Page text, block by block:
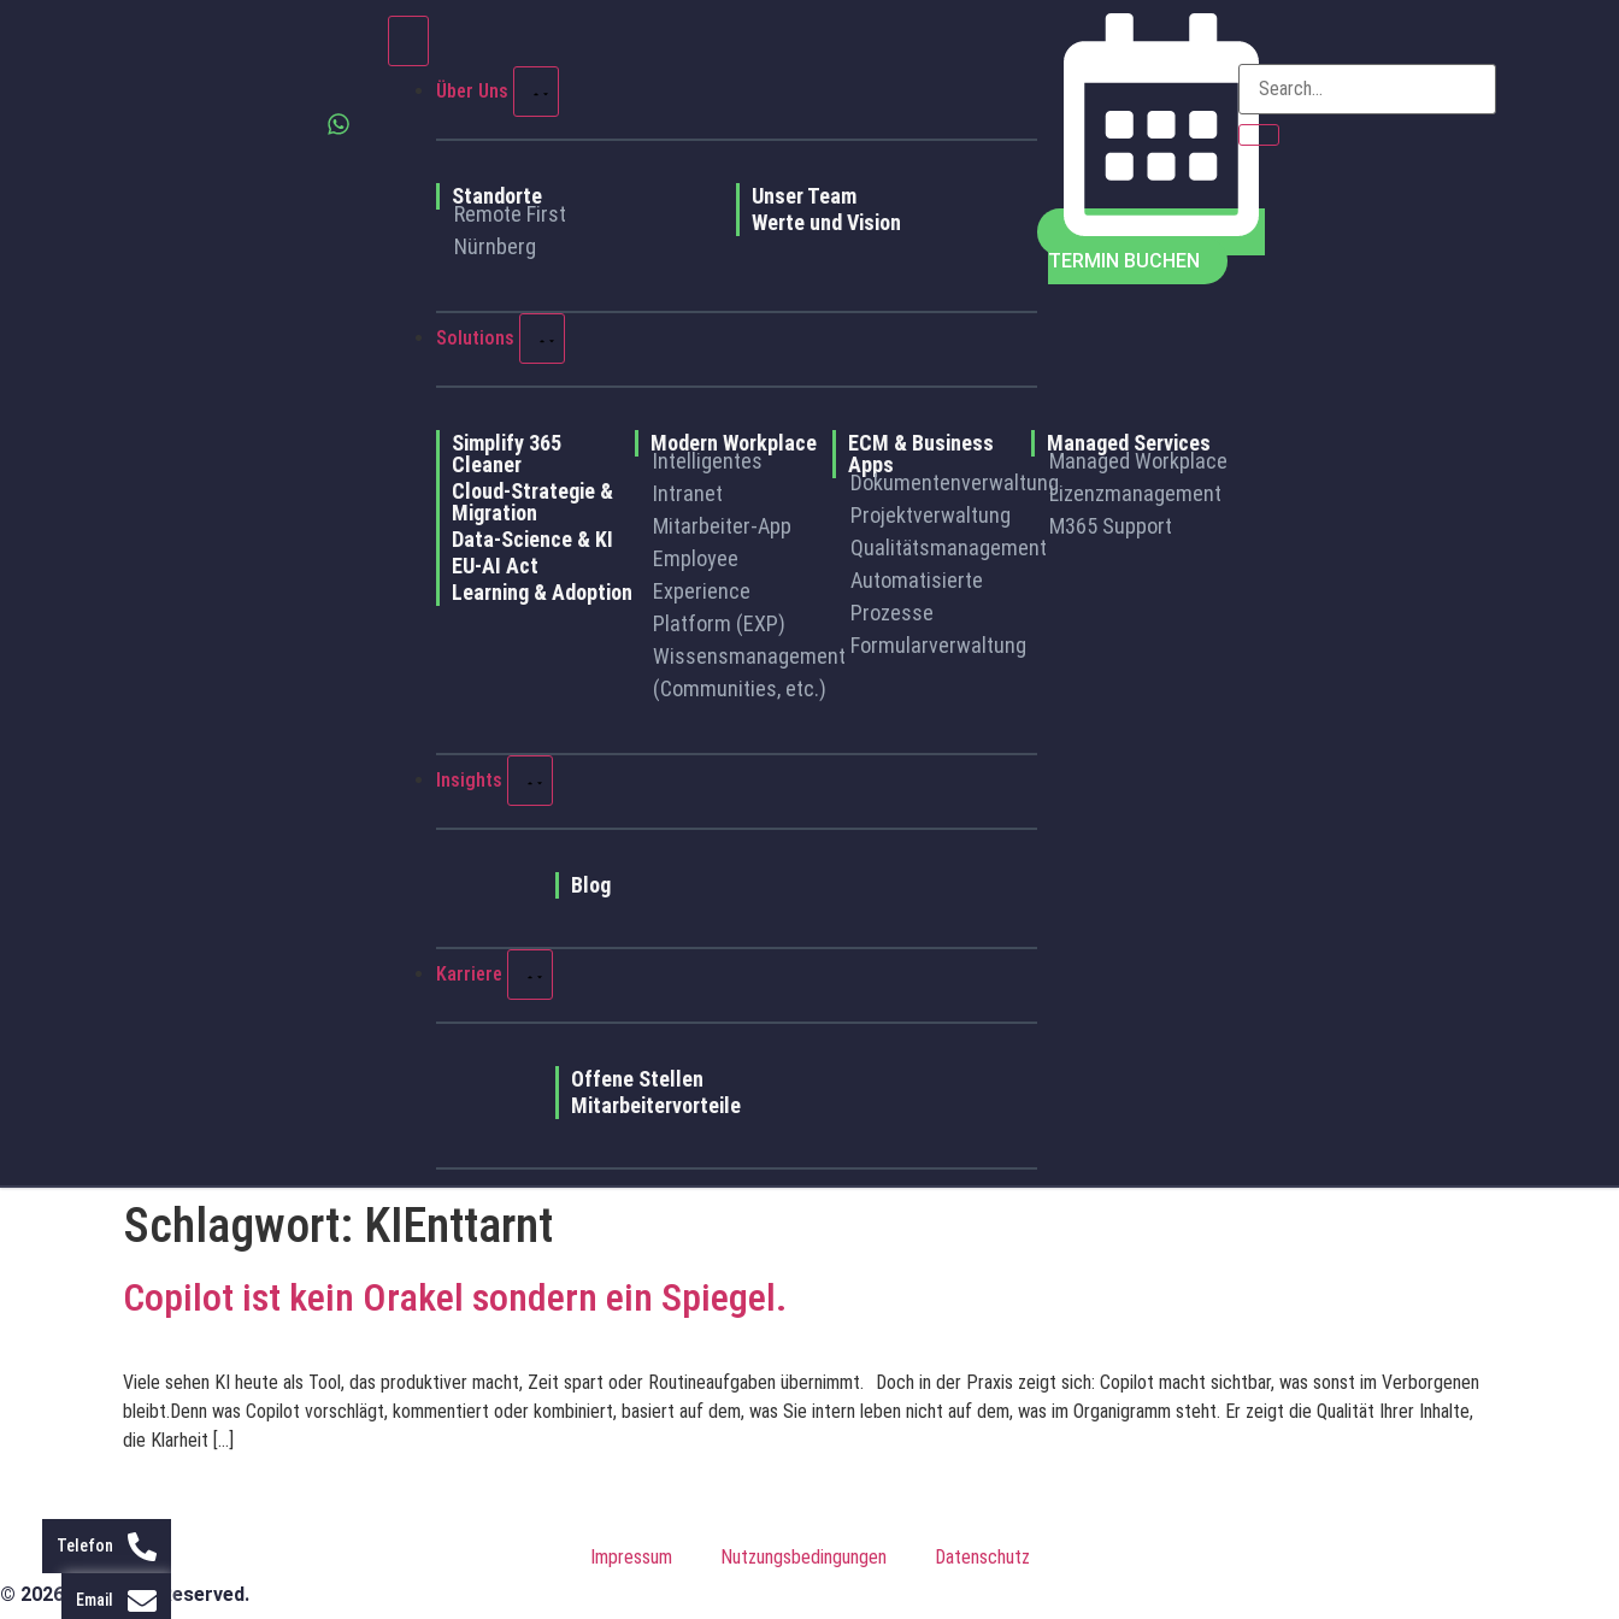
Über Uns
Standorte
Remote First
Nürnberg
Unser Team
Werte und Vision
Solutions
Simplify 365
Cleaner
Cloud-Strategie &
Migration
Data-Science & KI
EU-AI Act
Learning & Adoption
Modern Workplace
Intelligentes
Intranet
Mitarbeiter-App
Employee
Experience
Platform (EXP)
Wissensmanagement
(Communities, etc.)
ECM & Business
Apps
Dokumentenverwaltung
Projektverwaltung
Qualitätsmanagement
Automatisierte
Prozesse
Formularverwaltung
Managed Services
Managed Workplace
Lizenzmanagement
M365 Support
Insights
Blog
Karriere
Offene Stellen
Mitarbeitervorteile
TERMIN BUCHEN
Schlagwort: KIEnttarnt
Copilot ist kein Orakel sondern ein Spiegel.
Viele sehen KI heute als Tool, das produktiver macht, Zeit spart oder Routineaufgaben übernimmt. Doch in der Praxis zeigt sich: Copilot macht sichtbar, was sonst im Verborgenen
bleibt.Denn was Copilot vorschlägt, kommentiert oder kombiniert, basiert auf dem, was Sie intern leben nicht auf dem, was im Organigramm steht. Er zeigt die Qualität Ihrer Inhalte,
die Klarheit […]
Impressum Nutzungsbedingungen
Datenschutz
© 2026 All Rights Reserved.
Telefon
Email